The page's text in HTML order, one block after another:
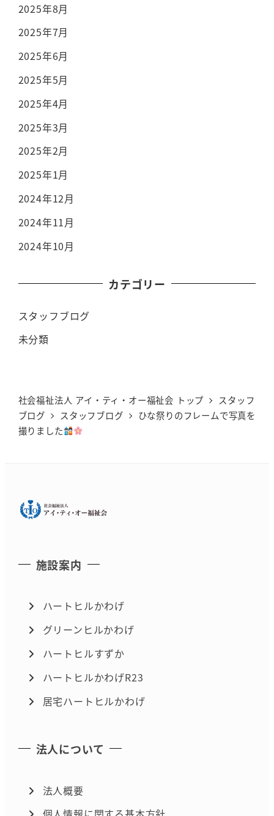
2025年8月
2025年7月
2025年6月
2025年5月
2025年4月
2025年3月
2025年2月
2025年1月
2024年12月
2024年11月
2024年10月
カテゴリー
スタッフブログ
未分類
社会福祉法人 アイ・ティ・オー福祉会 トップ
スタッフ
ブログ
スタッフブログ
ひな祭りのフレームで写真を
撮りました
施設案内
ハートヒルかわげ
グリーンヒルかわげ
ハートヒルすずか
ハートヒルかわげR23
居宅ハートヒルかわげ
法人について
法人概要